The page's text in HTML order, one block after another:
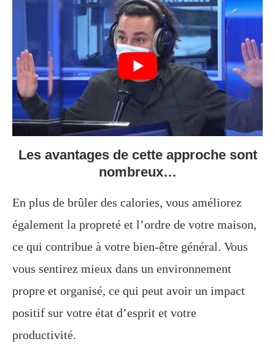
Les avantages de cette approche sont
nombreux…
En plus de brûler des calories, vous améliorez
également la propreté et l’ordre de votre maison,
ce qui contribue à votre bien-être général. Vous
vous sentirez mieux dans un environnement
propre et organisé, ce qui peut avoir un impact
positif sur votre état d’esprit et votre
productivité.